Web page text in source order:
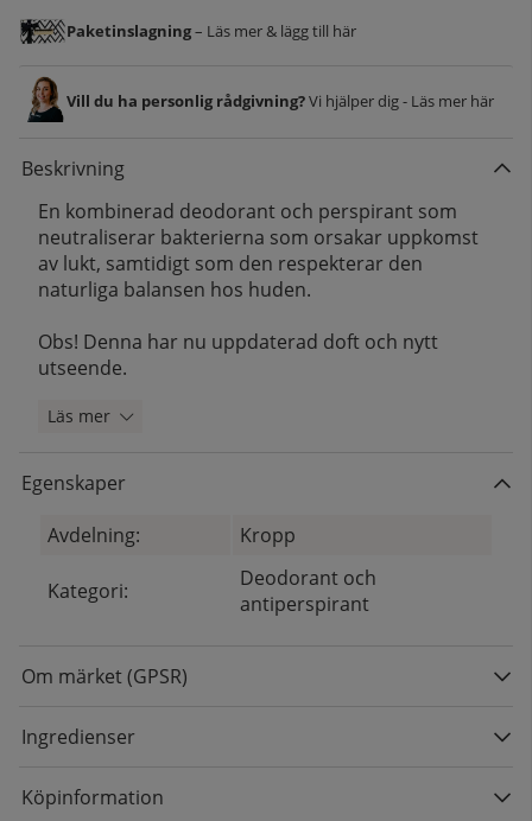
Paketinslagning– Läs mer & lägg till här
Vill du ha personlig rådgivning?Vi hjälper dig - Läs mer här
Beskrivning
En kombinerad deodorant och perspirant som
neutraliserar bakterierna som orsakar uppkomst
av lukt, samtidigt som den respekterar den
naturliga balansen hos huden.
Obs! Denna har nu uppdaterad doft och nytt
utseende.
Läs mer
Egenskaper
Avdelning:
Kropp
Kategori:
Deodorant och
antiperspirant
Om märket (GPSR)
Ingredienser
Köpinformation